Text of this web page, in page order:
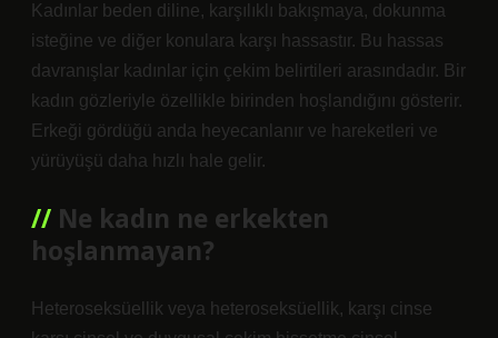
Kadınlar beden diline, karşılıklı bakışmaya, dokunma
isteğine ve diğer konulara karşı hassastır. Bu hassas
davranışlar kadınlar için çekim belirtileri arasındadır. Bir
kadın gözleriyle özellikle birinden hoşlandığını gösterir.
Erkeği gördüğü anda heyecanlanır ve hareketleri ve
yürüyüşü daha hızlı hale gelir.
Ne kadın ne erkekten
hoşlanmayan?
Heteroseksüellik veya heteroseksüellik, karşı cinse